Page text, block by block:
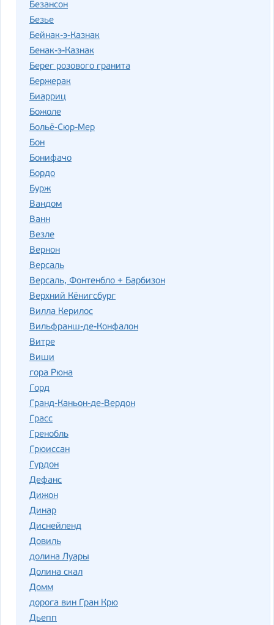
Безансон
Безье
Бейнак-э-Казнак
Бенак-э-Казнак
Берег розового гранита
Бержерак
Биарриц
Божоле
Больё-Сюр-Мер
Бон
Бонифачо
Бордо
Бурж
Вандом
Ванн
Везле
Вернон
Версаль
Версаль, Фонтенбло + Барбизон
Верхний Кёнигсбург
Вилла Керилос
Вильфранш-де-Конфалон
Витре
Виши
гора Рюна
Горд
Гранд-Каньон-де-Вердон
Грасс
Гренобль
Грюиссан
Гурдон
Дефанс
Дижон
Динар
Диснейленд
Довиль
долина Луары
Долина скал
Домм
дорога вин Гран Крю
Дьепп